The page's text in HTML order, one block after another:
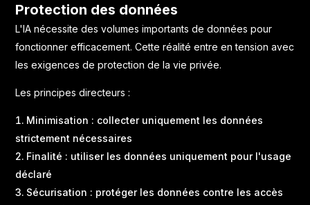
Protection des données
L'IA nécessite des volumes importants de données pour
fonctionner efficacement. Cette réalité entre en tension avec
les exigences de protection de la vie privée.
Les principes directeurs :
Minimisation : collecter uniquement les données
strictement nécessaires
Finalité : utiliser les données uniquement pour l'usage
déclaré
Sécurisation : protéger les données contre les accès